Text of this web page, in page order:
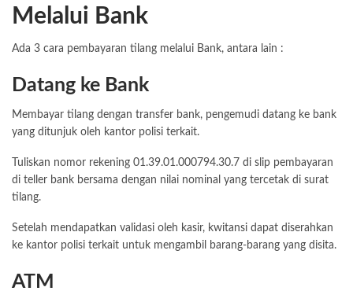
Melalui Bank
Ada 3 cara pembayaran tilang melalui Bank, antara lain :
Datang ke Bank
Membayar tilang dengan transfer bank, pengemudi datang ke bank
yang ditunjuk oleh kantor polisi terkait.
Tuliskan nomor rekening 01.39.01.000794.30.7 di slip pembayaran
di teller bank bersama dengan nilai nominal yang tercetak di surat
tilang.
Setelah mendapatkan validasi oleh kasir, kwitansi dapat diserahkan
ke kantor polisi terkait untuk mengambil barang-barang yang disita.
ATM